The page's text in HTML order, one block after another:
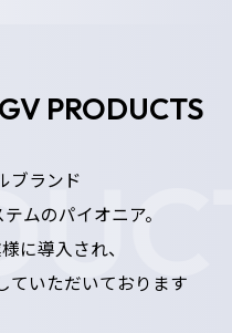
PRODUCTS
ブランド
ムのパイオニア。
に導入され、
ていただいております